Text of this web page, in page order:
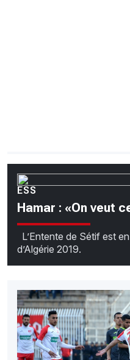
ESS
Hamar : «On veut
L’Entente de Sétif est
d’Algérie 2019.